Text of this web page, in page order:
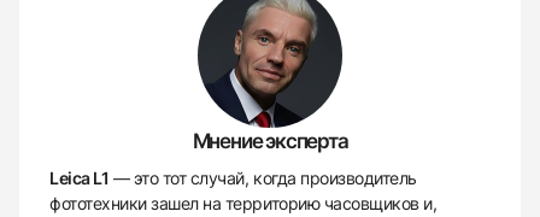
Мнение эксперта
Leica L1 — это тот случай, когда производитель
фототехники зашел на территорию часовщиков и,